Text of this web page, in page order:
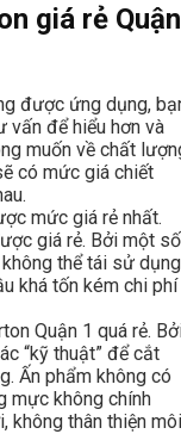
giá rẻ Quận
được ứng dụng,
vấn để hiểu hơn và
muốn về chất
có mức giá chiết
mức giá rẻ nhất.
giá rẻ. Bởi một số
thể tái sử
khá tốn kém chi phí
Quận 1 quá rẻ.
“kỹ thuật” để cắt
Ấn phẩm không có
mực không chính
không thân thiện môi